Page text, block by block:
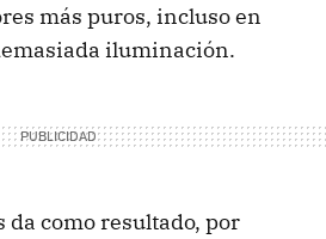
más puros, incluso en
iluminación.
da como resultado, por